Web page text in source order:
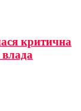
критична
влада